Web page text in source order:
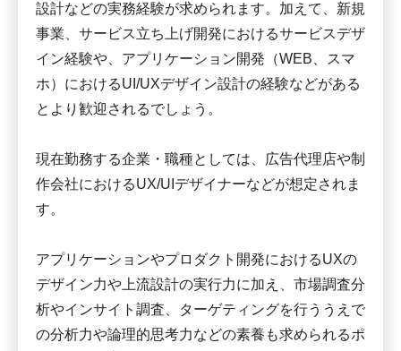
設計などの実務経験が求められます。加えて、新規
事業、サービス立ち上げ開発におけるサービスデザ
イン経験や、アプリケーション開発（WEB、スマ
ホ）におけるUI/UXデザイン設計の経験などがある
とより歓迎されるでしょう。
現在勤務する企業・職種としては、広告代理店や制
作会社におけるUX/UIデザイナーなどが想定されま
す。
アプリケーションやプロダクト開発におけるUXの
デザイン力や上流設計の実行力に加え、市場調査分
析やインサイト調査、ターゲティングを行ううえで
の分析力や論理的思考力などの素養も求められるポ